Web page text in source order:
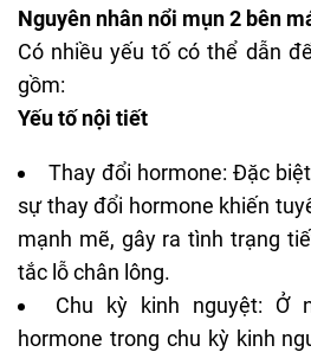
Nguyên nhân nổi mụn 2 bên
Có nhiều yếu tố có thể dẫn
gồm:
Yếu tố nội tiết
Thay đổi hormone: Đặc
sự thay đổi hormone khiến
mạnh mẽ, gây ra tình trạng
tắc lỗ chân lông.
Chu kỳ kinh nguyệt: Ở
hormone trong chu kỳ kinh